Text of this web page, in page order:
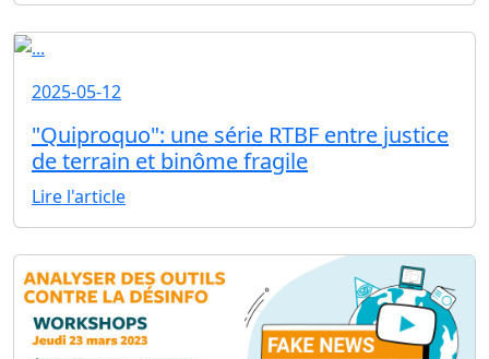
2025-05-12
"Quiproquo": une série RTBF entre justice
de terrain et binôme fragile
Lire l'article